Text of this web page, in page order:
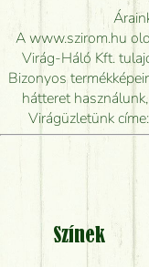
Meddig
Mennyire
mikor
Vörös
Milyen
Tényleg
Mit kell
A www.szirom.hu
Virág-Háló Kft.
Bizonyos
hátteret
Virágüzletünk
Színek